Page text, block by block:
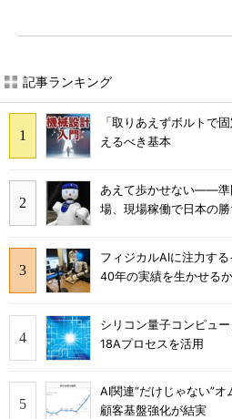
記事ランキング
「取りあえずボルトで
えるべき基本
あえて歩かせない――準
場、現場稼働で日本の
フィジカルAIに注力す
40年の実績を生かせるか
シリコン量子コンピュ
18Aプロセスを活用
AI関連“だけじゃない”
顧客基盤強化が結実